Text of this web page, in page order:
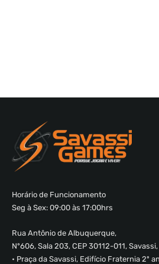
Horário de Funcionamento
Seg à Sex: 09:00 às 17:00hrs
Rua Antônio de Albuquerque,
Nº606, Sala 203, CEP 30112-011,
• Praça da Savassi, Edifício Fraternia 2º